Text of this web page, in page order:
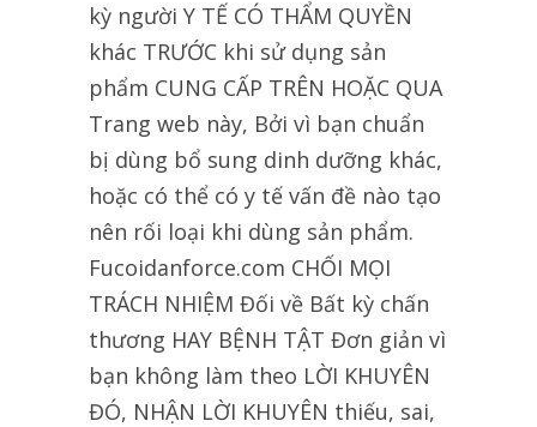
kỳ người Y TẾ CÓ THẨM QUYỀN
khác TRƯỚC khi sử dụng sản
phẩm CUNG CẤP TRÊN HOẶC QUA
Trang web này, Bởi vì bạn chuẩn
bị dùng bổ sung dinh dưỡng khác,
hoặc có thể có y tế vấn đề nào tạo
nên rối loại khi dùng sản phẩm.
Fucoidanforce.com CHỐI MỌI
TRÁCH NHIỆM Đối về Bất kỳ chấn
thương HAY BỆNH TẬT Đơn giản vì
bạn không làm theo LỜI KHUYÊN
ĐÓ, NHẬN LỜI KHUYÊN thiếu, sai,